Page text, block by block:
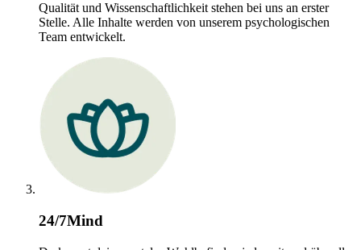
Qualität und Wissenschaftlichkeit stehen bei uns an erster
Stelle. Alle Inhalte werden von unserem psychologischen
Team entwickelt.
24/7Mind